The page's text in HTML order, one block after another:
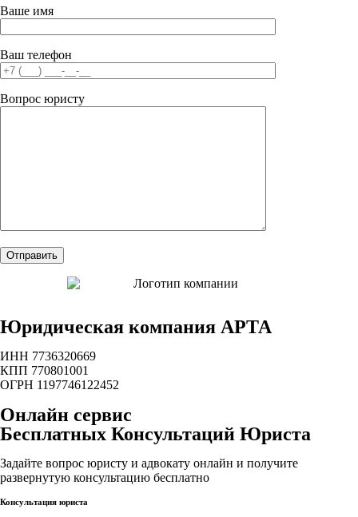
Ваше имя
Ваш телефон
Вопрос юристу
Юридическая компания АРТА
ИНН 7736320669
КПП 770801001
ОГРН 1197746122452
Онлайн сервис
Бесплатных Консультаций Юриста
Задайте вопрос юристу и адвокату онлайн и получите
развернутую консультацию бесплатно
Консультация юриста